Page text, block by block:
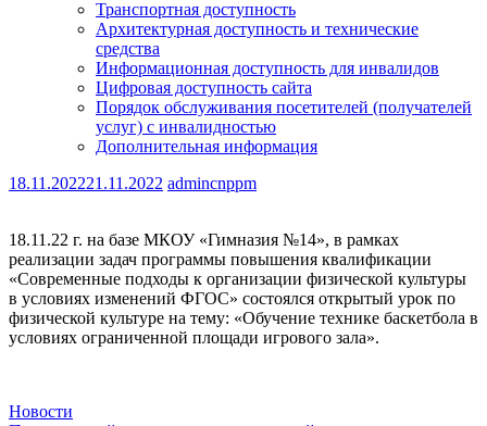
Транспортная доступность
Архитектурная доступность и технические
средства
Информационная доступность для инвалидов
Цифровая доступность сайта
Порядок обслуживания посетителей (получателей
услуг) с инвалидностью
Дополнительная информация
18.11.202221.11.2022 admincnppm
18.11.22 г. на базе МКОУ «Гимназия №14», в рамках
реализации задач программы повышения квалификации
«Современные подходы к организации физической культуры
в условиях изменений ФГОС» состоялся открытый урок по
физической культуре на тему: «Обучение технике баскетбола в
условиях ограниченной площади игрового зала».
Новости